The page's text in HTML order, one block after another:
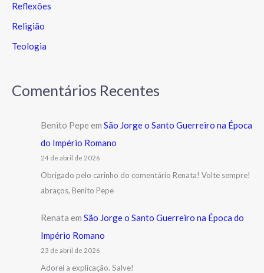
Reflexões
Religião
Teologia
Comentários Recentes
Benito Pepe em São Jorge o Santo Guerreiro na Época
do Império Romano
24 de abril de 2026
Obrigado pelo carinho do comentário Renata! Volte sempre!
abraços, Benito Pepe
Renata em São Jorge o Santo Guerreiro na Época do
Império Romano
23 de abril de 2026
Adorei a explicação. Salve!